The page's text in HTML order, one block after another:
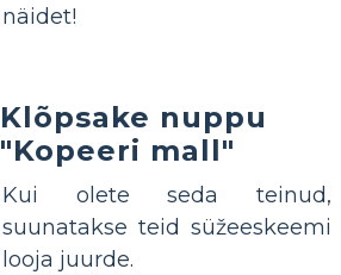
näidet!
Klõpsake nuppu
"Kopeeri mall"
Kui olete seda teinud,
suunatakse teid süžeeskeemi
looja juurde.